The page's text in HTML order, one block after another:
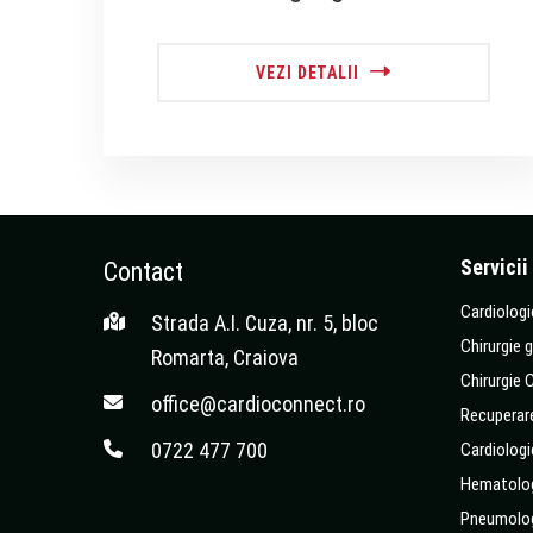
VEZI DETALII
Contact
Strada A.I. Cuza, nr. 5, bloc
Romarta, Craiova
office@cardioconnect.ro
0722 477 700
Servicii
Chirurgie
Chirurgie